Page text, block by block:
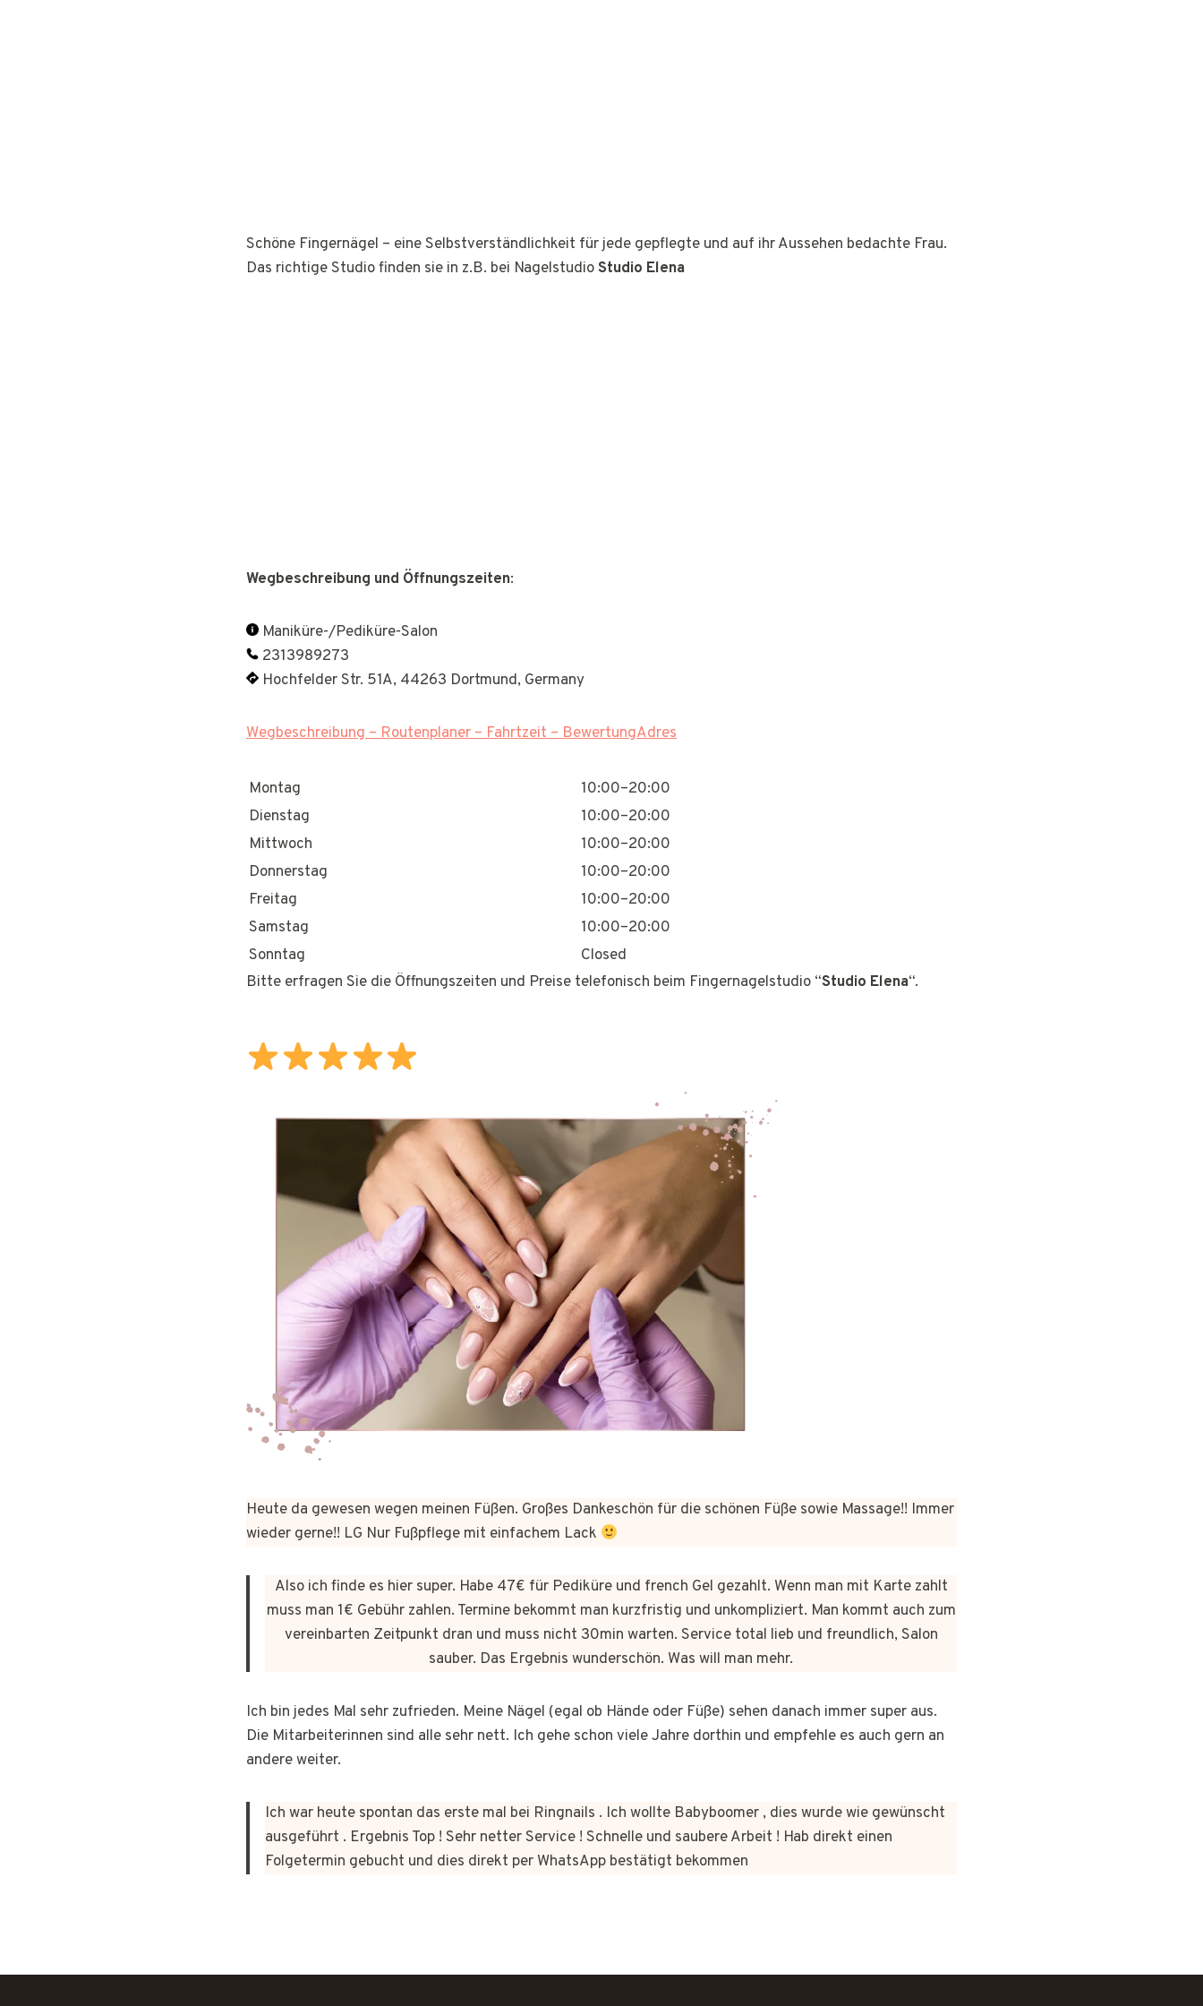
Schöne Fingernägel – eine Selbstverständlichkeit für jede gepflegte und auf ihr Aussehen bedachte Frau.
Das richtige Studio finden sie in z.B. bei NagelstudioStudio Elena
Wegbeschreibung und Öffnungszeiten:
Maniküre-/Pediküre-Salon
2313989273
Hochfelder Str. 51A, 44263 Dortmund, Germany
Wegbeschreibung – Routenplaner – Fahrtzeit – BewertungAdres
Montag
10:00–20:00
Dienstag
10:00–20:00
Mittwoch
10:00–20:00
Donnerstag
10:00–20:00
Freitag
10:00–20:00
Samstag
10:00–20:00
Sonntag
Closed
Bitte erfragen Sie die Öffnungszeiten und Preise telefonisch beim Fingernagelstudio “Studio Elena“.
Heute da gewesen wegen meinen Füßen. Großes Dankeschön für die schönen Füße sowie Massage!! Immer
wieder gerne!! LG Nur Fußpflege mit einfachem Lack
Also ich finde es hier super. Habe 47€ für Pediküre und french Gel gezahlt. Wenn man mit Karte zahlt
muss man 1€ Gebühr zahlen. Termine bekommt man kurzfristig und unkompliziert. Man kommt auch zum
vereinbarten Zeitpunkt dran und muss nicht 30min warten. Service total lieb und freundlich, Salon
sauber. Das Ergebnis wunderschön. Was will man mehr.
Ich bin jedes Mal sehr zufrieden. Meine Nägel (egal ob Hände oder Füße) sehen danach immer super aus.
Die Mitarbeiterinnen sind alle sehr nett. Ich gehe schon viele Jahre dorthin und empfehle es auch gern an
andere weiter.
Ich war heute spontan das erste mal bei Ringnails . Ich wollte Babyboomer , dies wurde wie gewünscht
ausgeführt . Ergebnis Top ! Sehr netter Service ! Schnelle und saubere Arbeit ! Hab direkt einen
Folgetermin gebucht und dies direkt per WhatsApp bestätigt bekommen